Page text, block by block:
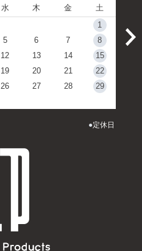
水 木 金
土
1
5 6 7
8
12 13 14
15
19 20 21
22
26 27 28
29
●定休日